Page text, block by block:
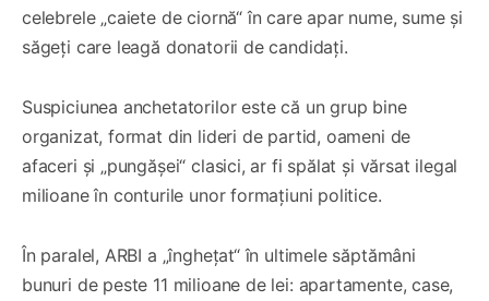
celebrele „caiete de ciornă“ în care apar nume, sume și
săgeți care leagă donatorii de candidați.
Suspiciunea anchetatorilor este că un grup bine
organizat, format din lideri de partid, oameni de
afaceri și „pungășei“ clasici, ar fi spălat și vărsat ilegal
milioane în conturile unor formațiuni politice.
În paralel, ARBI a „înghețat“ în ultimele săptămâni
bunuri de peste 11 milioane de lei: apartamente, case,